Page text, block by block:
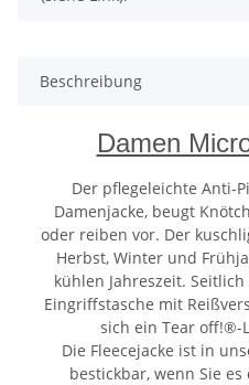
Beschreibung
Damen
Der pflegeleichte Anti-
Damenjacke, beugt
oder reiben vor. Der
Herbst, Winter und
kühlen Jahreszeit.
Eingriffstasche mit
sich ein Tear off!®-
Die Fleecejacke ist in
bestickbar, wenn Sie